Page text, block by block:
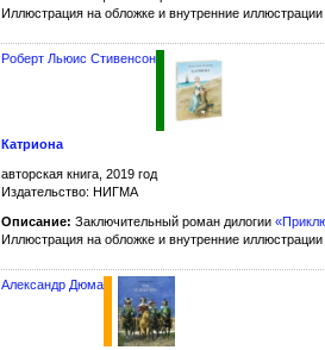
Иллюстрация на обложке и внутренние
Роберт Льюис Стивенсон
Катриона
авторская книга, 2019 год
Издательство: НИГМА
Описание: Заключительный роман дилогии
Иллюстрация на обложке и внутренние
Александр Дюма